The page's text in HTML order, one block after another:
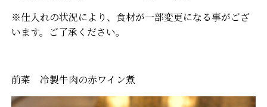
※仕入れの状況により、食材が一部変更になる事がござ
います。ご了承ください。
前菜 冷製牛肉の赤ワイン煮